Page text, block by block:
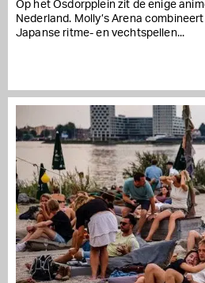
Pllek in Noord,
gastronomie aan ’t IJ
Aan de rauwe, creatieve rafelrand
de iconische NDSM Werf, vind je